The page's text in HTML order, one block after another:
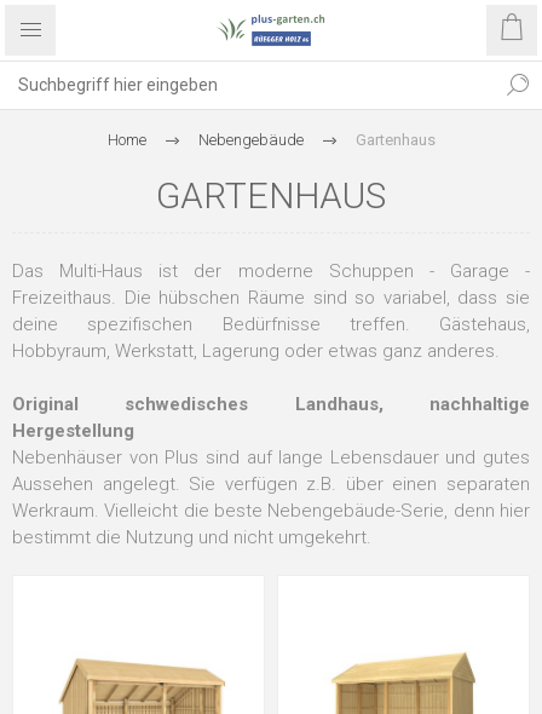
Home Nebengebäude Gartenhaus
GARTENHAUS
Das Multi-Haus ist der moderne Schuppen - Garage -
Freizeithaus. Die hübschen Räume sind so variabel, dass sie
deine spezifischen Bedürfnisse treffen. Gästehaus,
Hobbyraum, Werkstatt, Lagerung oder etwas ganz anderes.
Original schwedisches Landhaus, nachhaltige
Hergestellung
Nebenhäuser von Plus sind auf lange Lebensdauer und gutes
Aussehen angelegt. Sie verfügen z.B. über einen separaten
Werkraum. Vielleicht die beste Nebengebäude-Serie, denn hier
bestimmt die Nutzung und nicht umgekehrt.